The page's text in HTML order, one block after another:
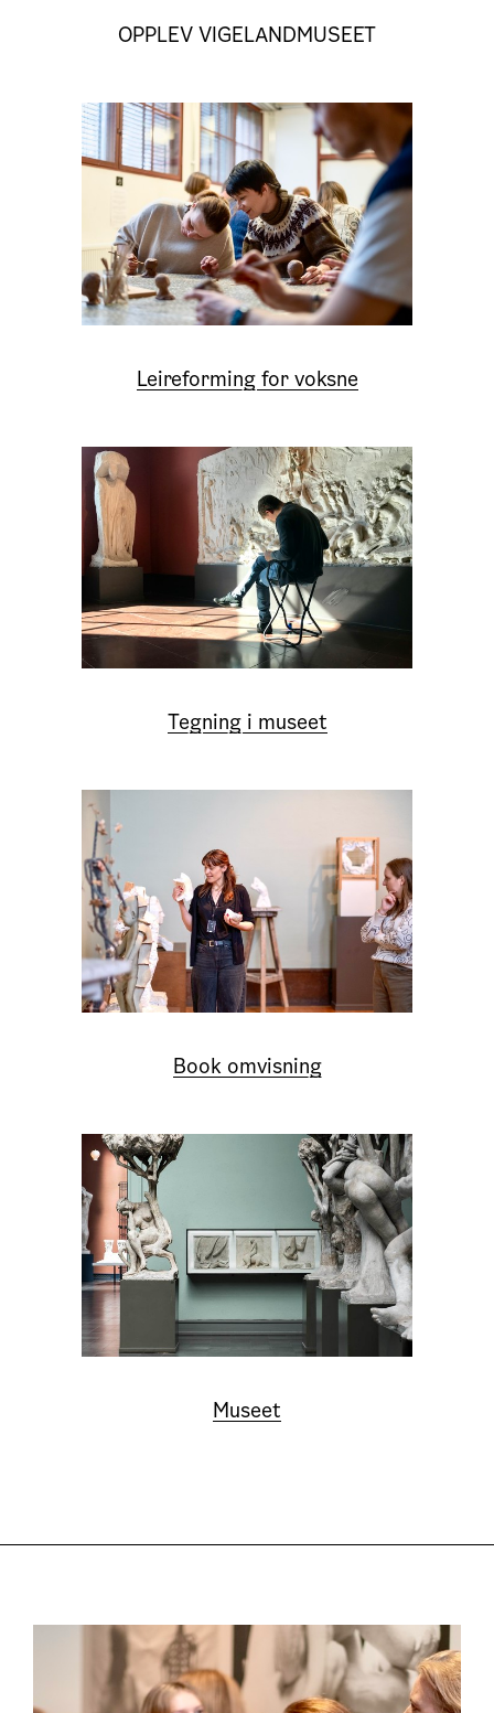
OPPLEV VIGELANDMUSEET
Leireforming for voksne
Tegning i museet
Book omvisning
Museet